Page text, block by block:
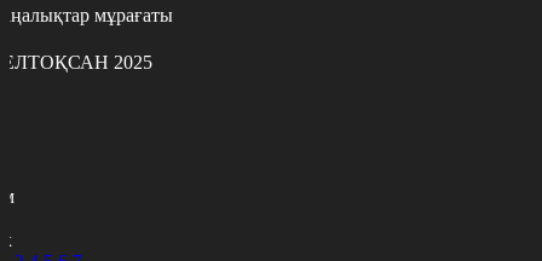
мұрағаты
2025